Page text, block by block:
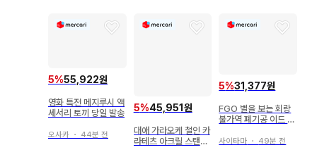
5%55,922원
영화 특전 메지루시 액
세서리 토끼 당일 발송
오사카 ・ 44분 전
5%45,951원
대애 가라오케 철인 카
라테츠 아크릴 스탠드
5%31,377원
FGO 별을 보는 회랑
불가역 폐기공 이드 사
사이타마 ・ 49분 전